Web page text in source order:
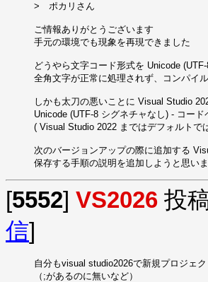
>　ポカリさん
ご情報ありがとうございます
手元の環境でも現象を再現できました
どうやら文字コード形式を Unicode
全角文字が正常に処理されず、コンパイ
しかも太刀の悪いことに Visual Studio
Unicode (UTF-8 シグネチャなし) - コー
( Visual Studio 2022 まではデフォルトで
次のバージョンアップの際に追加する
保存する手順の説明を追加しようと思い
[5552] VS2026 投
信]
自分もvisual studio2026で新規プロジェ
（;があるのに無いなど）